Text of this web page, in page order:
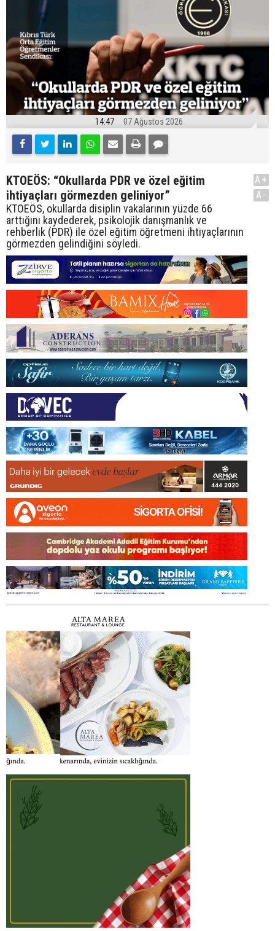
14:47 07 Ağustos 2026
KTOEÖS: “Okullarda PDR ve özel eğitim
ihtiyaçları görmezden geliniyor”
KTOEÖS, okullarda disiplin vakalarının yüzde 66
arttığını kaydederek, psikolojik danışmanlık ve
rehberlik (PDR) ile özel eğitim öğretmeni ihtiyaçlarının
görmezden gelindiğini söyledi.
A+
A-